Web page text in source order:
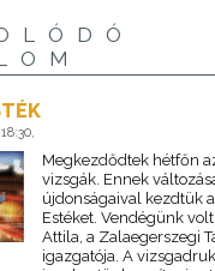
Megkezdődtek hétfőn
vizsgák. Ennek
újdonságaival kezdtük
Estéket. Vendégünk
Attila, a Zalaegerszegi
igazgatója. A